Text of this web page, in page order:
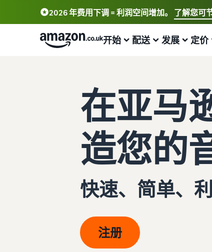
2026 年费用下调 = 利润空间增加。 了解您可
开始
选择销售计划
注册成为卖家
了解如何创建卖家账户的步骤
了解如何匹配或创建商品信息
了解如何设置富有竞争力的价格
配送您的订单
配送
外包配送、退货和客户服务
从自有库房完成订单配送
实现更快、成本更低且更精准的配送
了解适合您的货件配送的解决方案
借助亚马逊物流 (FBA) 可获享免费仓储服务和 10% 的销售
发展
在亚马逊店铺内外投放广告
销售 B2B 商品
与企业买家建立联系
向全球亚马逊买家销售
战略客户服务专家指导
定价
标准销售手续费
获取该项热门计划的费用明细
了解可选亚马逊服务的费用
了解如何通过亚马逊销售商品
阅读卖家成功案例
所有合规要求集于一处
您需要了解的所有增值税知识
查看所有资源
在亚马
造您的
快速、简单、
注册